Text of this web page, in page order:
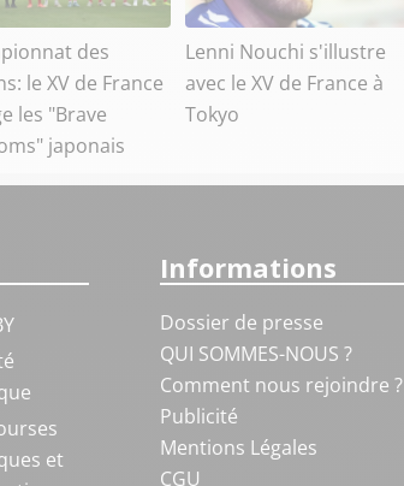
des
le XV de France
les "Brave
japonais
Lenni Nouchi s'illustre
avec le XV de France à
Tokyo
et
Informations
Dossier de presse
QUI SOMMES-NOUS ?
Comment nous rejoindre ?
Publicité
Mentions Légales
CGU